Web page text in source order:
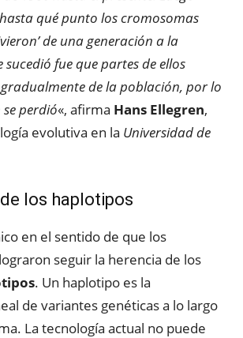
qué punto los cromosomas
de una generación a la
sucedió fue que partes de ellos
de la población, por lo
perdió«, afirma Hans Ellegren,
evolutiva en la Universidad de
los haplotipos
en el sentido de que los
seguir la herencia de los
. Un haplotipo es la
de variantes genéticas a lo largo
La tecnología actual no puede